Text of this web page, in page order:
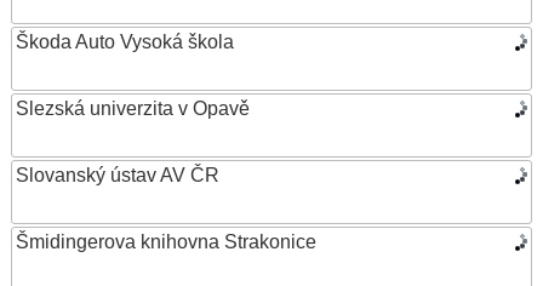
Škoda Auto Vysoká škola
Slezská univerzita v Opavě
Slovanský ústav AV ČR
Šmidingerova knihovna Strakonice